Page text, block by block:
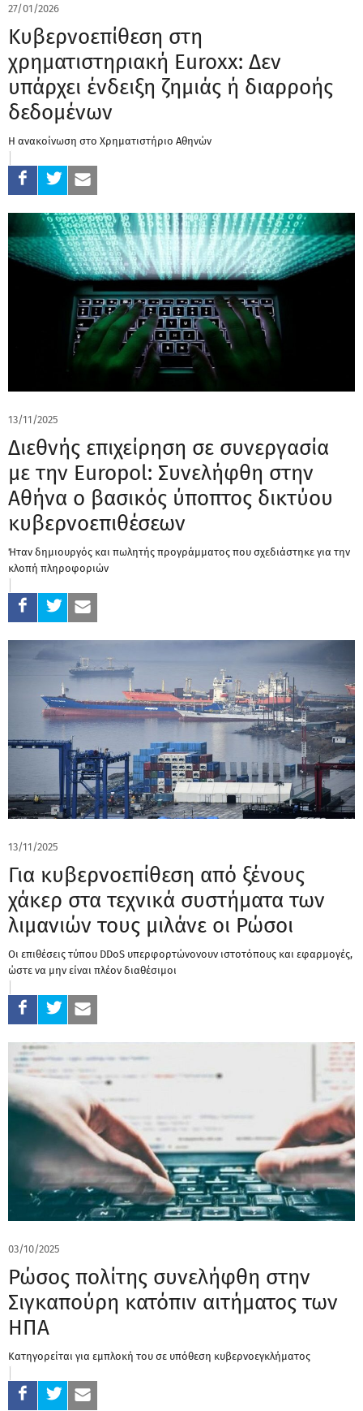
27/01/2026
Κυβερνοεπίθεση στη
χρηματιστηριακή Euroxx: Δεν
υπάρχει ένδειξη ζημιάς ή διαρροής
δεδομένων
Η ανακοίνωση στο Χρηματιστήριο Αθηνών
13/11/2025
Διεθνής επιχείρηση σε συνεργασία
με την Europol: Συνελήφθη στην
Αθήνα ο βασικός ύποπτος δικτύου
κυβερνοεπιθέσεων
Ήταν δημιουργός και πωλητής προγράμματος που σχεδιάστηκε για την
κλοπή πληροφοριών
13/11/2025
Για κυβερνοεπίθεση από ξένους
χάκερ στα τεχνικά συστήματα των
λιμανιών τους μιλάνε οι Ρώσοι
Οι επιθέσεις τύπου DDoS υπερφορτώνονουν ιστοτόπους και εφαρμογές,
ώστε να μην είναι πλέον διαθέσιμοι
03/10/2025
Ρώσος πολίτης συνελήφθη στην
Σιγκαπούρη κατόπιν αιτήματος των
ΗΠΑ
Κατηγορείται για εμπλοκή του σε υπόθεση κυβερνοεγκλήματος